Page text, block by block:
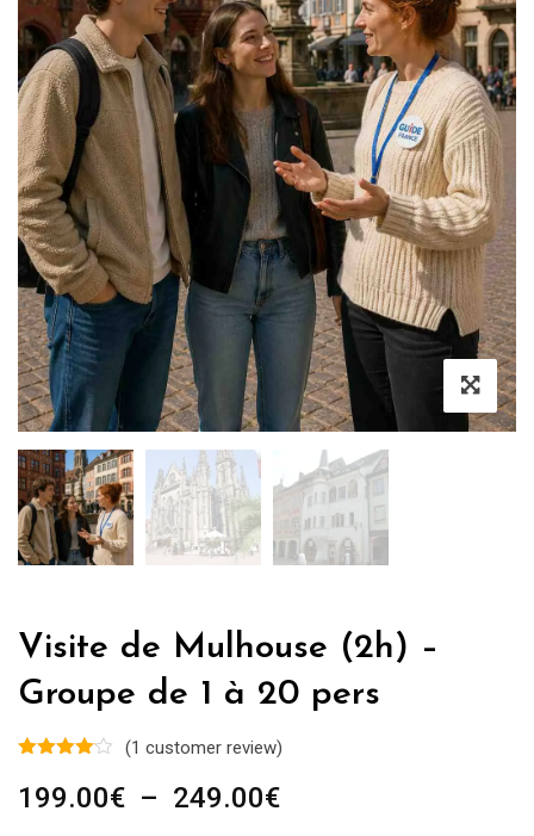
Visite de Mulhouse (2h) –
Groupe de 1 à 20 pers
(1 customer review)
199.00€ – 249.00€Plage